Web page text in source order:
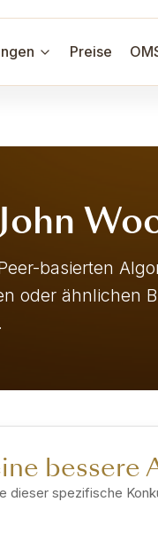
Preise
basierten
oder ähnlichen
bessere
dieser spezifische